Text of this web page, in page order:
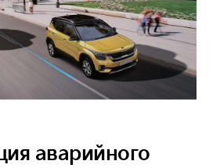
аварийного